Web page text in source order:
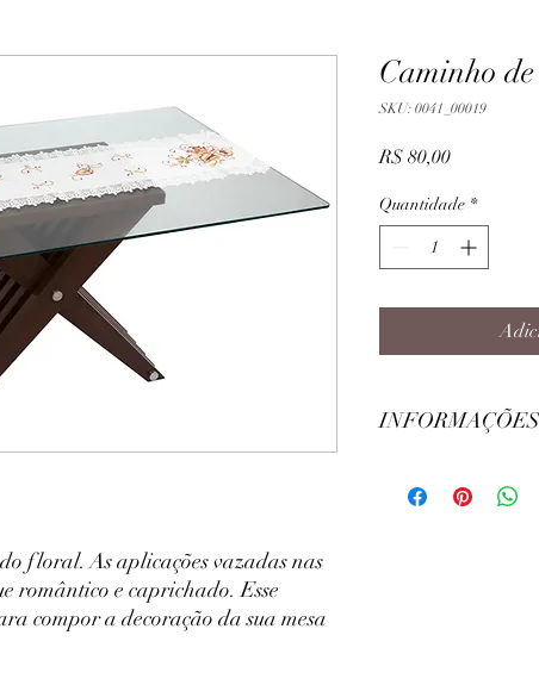
floral. As aplicações vazadas nas
romântico e caprichado. Esse
compor a decoração da sua mesa
Caminho de
SKU: 0041_00019
R$ 80,00Preço
Quantidade *
Comprimento: 180cm